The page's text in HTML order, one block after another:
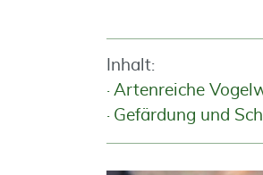
Inhalt:
Artenreiche
Gefärdung und